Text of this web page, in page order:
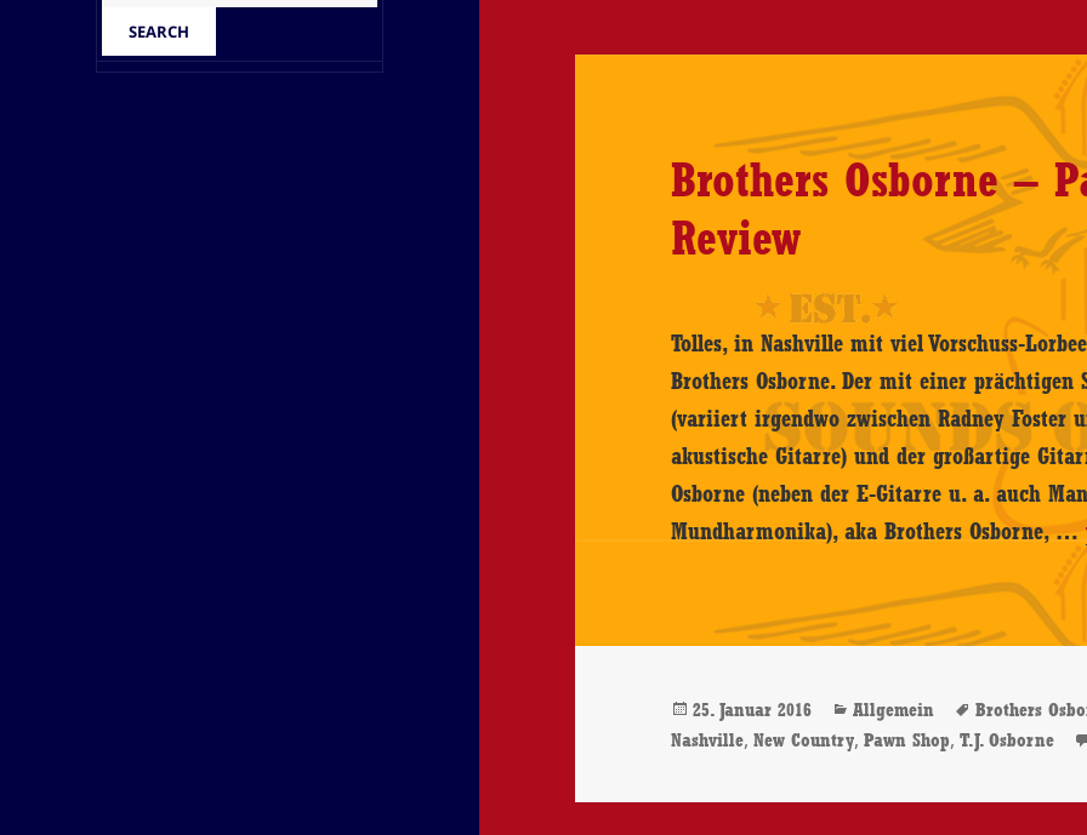
Brothers Osborne –
Review
Tolles, in Nashville mit viel Vorschuss-
Brothers Osborne. Der mit einer prächtigen
(variiert irgendwo zwischen Radney Foster
akustische Gitarre) und der großartige
Osborne (neben der E-Gitarre u. a. auch
Mundharmonika), aka Brothers Osborne, …
Veröffentlicht
am
25. Januar 2016 Kategorien
Allgemein Brothers
Nashville,New Country,Pawn Shop,T.J. Osborne